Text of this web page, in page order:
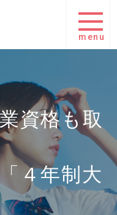
menu
資格も取
４年制大